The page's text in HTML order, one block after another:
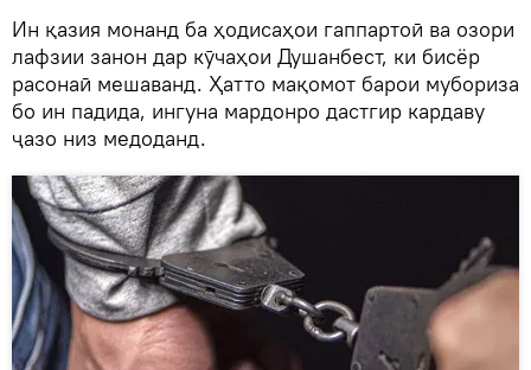
Ин қазия монанд ба ҳодисаҳои гаппартоӣ ва озори
лафзии занон дар кӯчаҳои Душанбест, ки бисёр
расонаӣ мешаванд. Ҳатто мақомот барои мубориза
бо ин падида, ингуна мардонро дастгир кардаву
ҷазо низ медоданд.